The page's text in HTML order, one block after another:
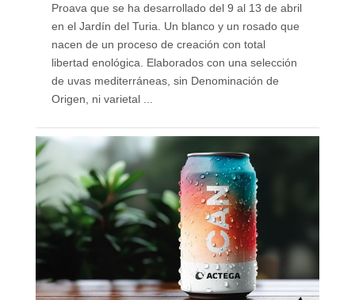
Proava que se ha desarrollado del 9 al 13 de abril
en el Jardín del Turia. Un blanco y un rosado que
nacen de un proceso de creación con total
libertad enológica. Elaborados con una selección
de uvas mediterráneas, sin Denominación de
Origen, ni varietal ...